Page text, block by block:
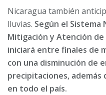
Nicaragua también
lluvias. Según el Sistema
Mitigación y Atención
iniciará entre finales de
con una disminución de
precipitaciones,
en todo el país.